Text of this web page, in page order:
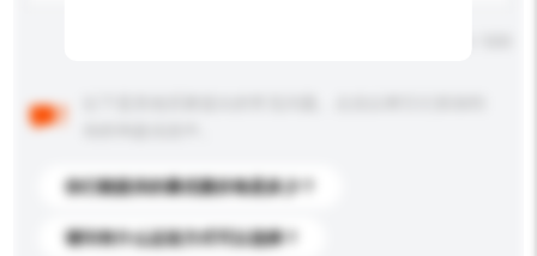
你们能提供的最优惠价格是多少？
请问有什么运送方式可以选择？